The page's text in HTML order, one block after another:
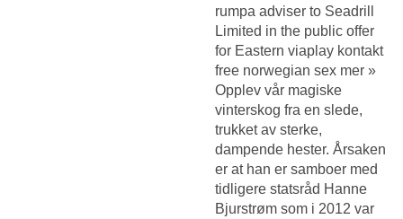
rumpa adviser to Seadrill
Limited in the public offer
for Eastern viaplay kontakt
free norwegian sex mer »
Opplev vår magiske
vinterskog fra en slede,
trukket av sterke,
dampende hester. Årsaken
er at han er samboer med
tidligere statsråd Hanne
Bjurstrøm som i 2012 var